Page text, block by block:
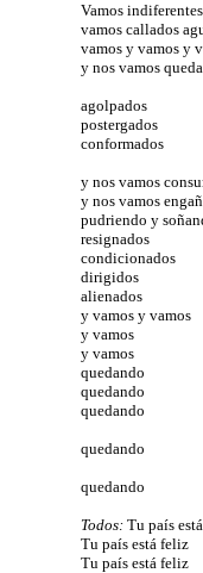
Vamos
vamos callados
vamos y vamos y
y nos vamos
agolpados
postergados
conformados
y nos vamos
y nos vamos
pudriendo y
resignados
condicionados
dirigidos
alienados
y vamos y vamos
y vamos
y vamos
quedando
quedando
quedando
quedando
quedando
Todos: Tu país
Tu país está feliz
Tu país está feliz